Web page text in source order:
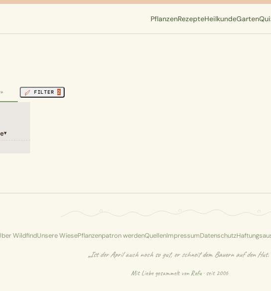
PflanzenRezepteHeilkundeGarten
FILTER2
▾
WildfindUnsere WiesePflanzenpatron werdenQuellenImpressumDatenschutz
„Ist der April auch noch so gut, er schneit dem Bauern auf den Hut."
Mit Liebe gesammelt vonRofu· seit 2006